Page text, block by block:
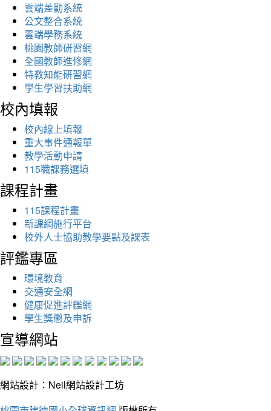
雲端差勤系統
公文整合系統
雲端學務系統
桃園教師研習網
全國教師進修網
特教知能研習網
學生學習扶助網
校內填報
校內線上填報
重大事件通報單
教學活動申請
115職課務選填
課程計畫
115課程計畫
新課綱施行平台
校外人士協助教學要點及課表
評鑑專區
環境教育
交通安全網
健康促進評鑑網
學生獎懲及申訴
宣導網站
網站設計：Neil網站設計工坊